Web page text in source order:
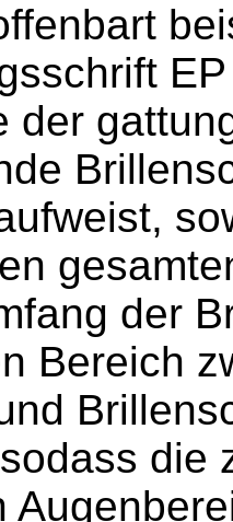
der
der
Bereich
die